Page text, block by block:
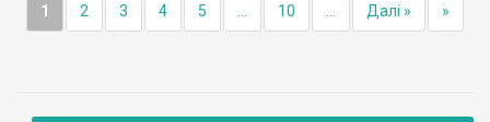
1 2 3 4 5 10 Далі » »